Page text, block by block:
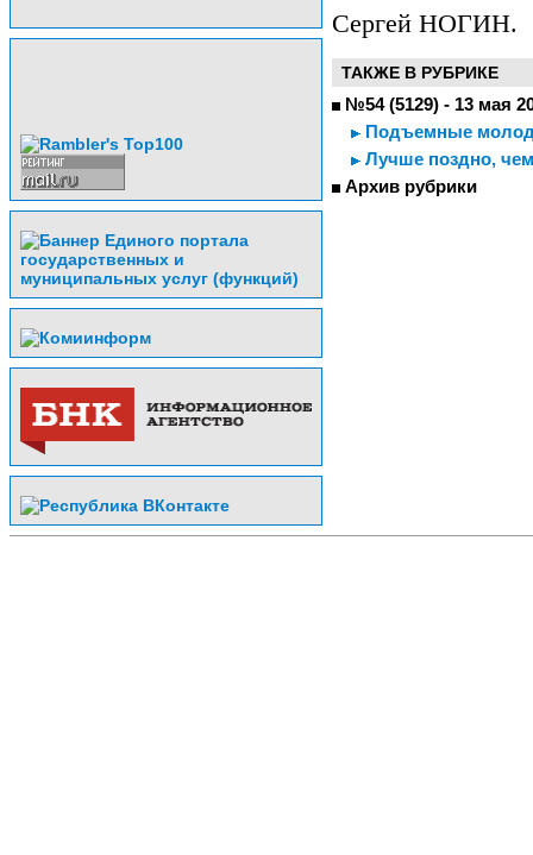
Сергей НОГИН.
ТАКЖЕ В РУБРИКЕ
№54 (5129) - 13 мая
Подъемные
Лучше поздно,
Архив рубрики